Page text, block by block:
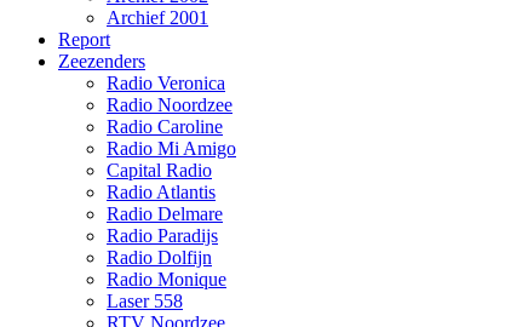
Archief 2001
Report
Zeezenders
Radio Veronica
Radio Noordzee
Radio Caroline
Radio Mi Amigo
Capital Radio
Radio Atlantis
Radio Delmare
Radio Paradijs
Radio Dolfijn
Radio Monique
Laser 558
RTV Noordzee